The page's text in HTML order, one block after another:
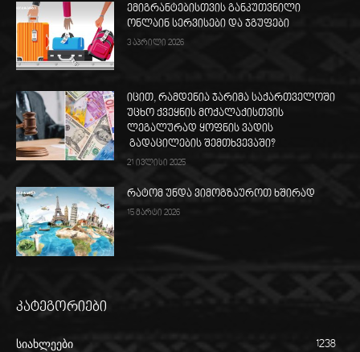
ემიგრანტებისთვის განკუთვნილი
ონლაინ სერვისები და ჯგუფები
3 აპრილი 2026
იცით, რამდენია ჯარიმა საქართველოში
უცხო ქვეყნის მოქალაქისთვის
ლეგალურად ყოფნის ვადის
გადაცილების შემთხვევაში?
21 ივლისი 2025
რატომ უნდა ვიმოგზაუროთ ხშირად
15 მარტი 2026
კატეგორიები
სიახლეები 1238